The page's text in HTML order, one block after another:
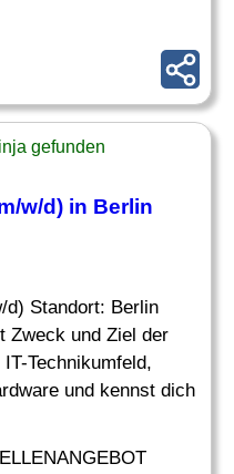
gefunden
w/d) in Berlin
d) Standort: Berlin
Zweck und Ziel der
Technikumfeld,
und kennst dich